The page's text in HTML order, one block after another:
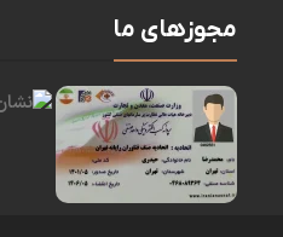
مجوزهای ما